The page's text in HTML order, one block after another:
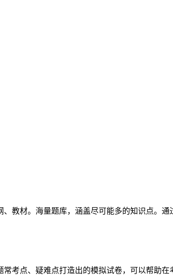
教材。海量题库，涵盖尽可能多的知识点。
考点、疑难点打造出的模拟试卷，可以帮助